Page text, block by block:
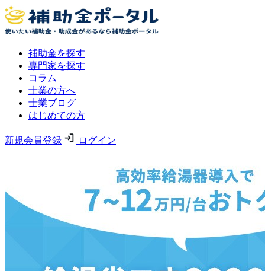
補助金を探す
専門家を探す
コラム
士業の方へ
士業ブログ
はじめての方
新規会員登録 ログイン